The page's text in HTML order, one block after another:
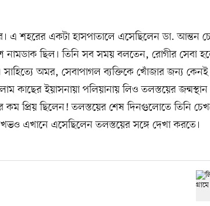
এ শহরের একটা হাসপাতালে এসেছিলেন ডা. আন্তন
নামডাক ছিল। তিনি সব সময় বলতেন, রোগীর সেবা
সাহিত্যে অমর, সেবাপাগল ব্যক্তিকে খোঁজার জন্য
কাছের ইয়াসনায়া পলিয়ানায় লিও তলস্তয়ের
কম প্রিয় ছিলেন! তলস্তয়ের শেষ দিনগুলোতে তিনি
এখানে এসেছিলেন তলস্তয়ের সঙ্গে দেখা করতে।